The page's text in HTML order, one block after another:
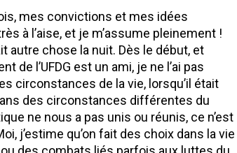
mes convictions et mes idées
à l’aise, et je m’assume pleinement !
autre chose la nuit. Dès le début, et
de l’UFDG est un ami, je ne l’ai pas
circonstances de la vie, lorsqu’il était
des circonstances différentes du
ne nous a pas unis ou réunis, ce n’est
j’estime qu’on fait des choix dans la vie